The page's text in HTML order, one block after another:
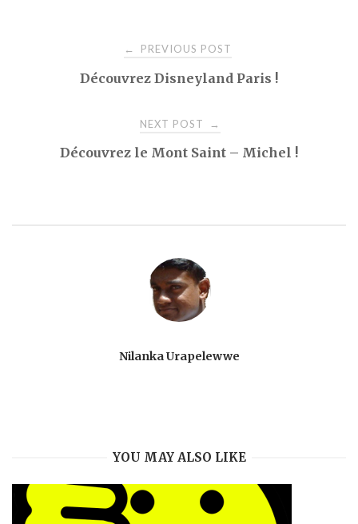
navigation
← PREVIOUS POST
Découvrez Disneyland Paris !
NEXT POST →
Découvrez le Mont Saint – Michel !
Nilanka Urapelewwe
YOU MAY ALSO LIKE